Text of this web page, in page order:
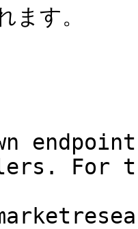
ます。